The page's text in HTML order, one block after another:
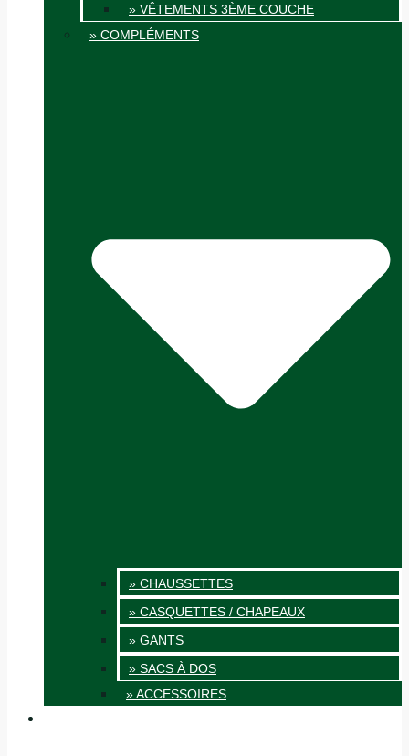
» VÊTEMENTS 3ÈME COUCHE
» COMPLÉMENTS
» CHAUSSETTES
» CASQUETTES / CHAPEAUX
» GANTS
» SACS À DOS
» ACCESSOIRES